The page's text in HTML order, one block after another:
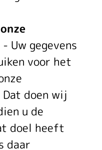
- Uw gegevens
voor het
doen wij
u de
doel heeft
daar